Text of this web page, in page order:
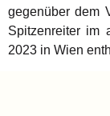
gegenüber dem
Spitzenreiter im
2023 in Wien